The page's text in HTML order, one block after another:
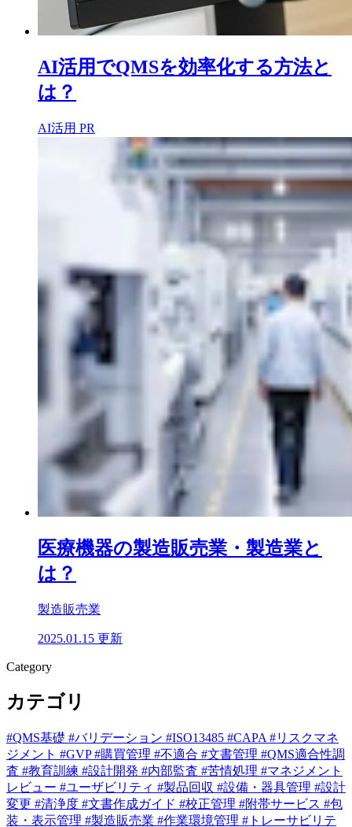
AI活用でQMSを効率化する方法と
は？
AI活用 PR
医療機器の製造販売業・製造業と
は？
製造販売業
2025.01.15 更新
Category
カテゴリ
#QMS基礎 #バリデーション #ISO13485 #CAPA #リスクマネ
ジメント #GVP#購買管理 #不適合 #文書管理 #QMS適合性調
査 #教育訓練 #設計開発 #内部監査 #苦情処理 #マネジメント
レビュー #ユーザビリティ #製品回収 #設備・器具管理 #設計
変更 #清浄度 #文書作成ガイド #校正管理 #附帯サービス #包
装・表示管理 #製造販売業 #作業環境管理 #トレーサビリテ